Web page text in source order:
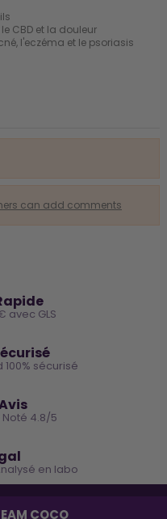
CBD et la douleur
l'eczéma et le psoriasis
can add comments
avec GLS
100% sécurisé
4.8/5
en labo
COCO